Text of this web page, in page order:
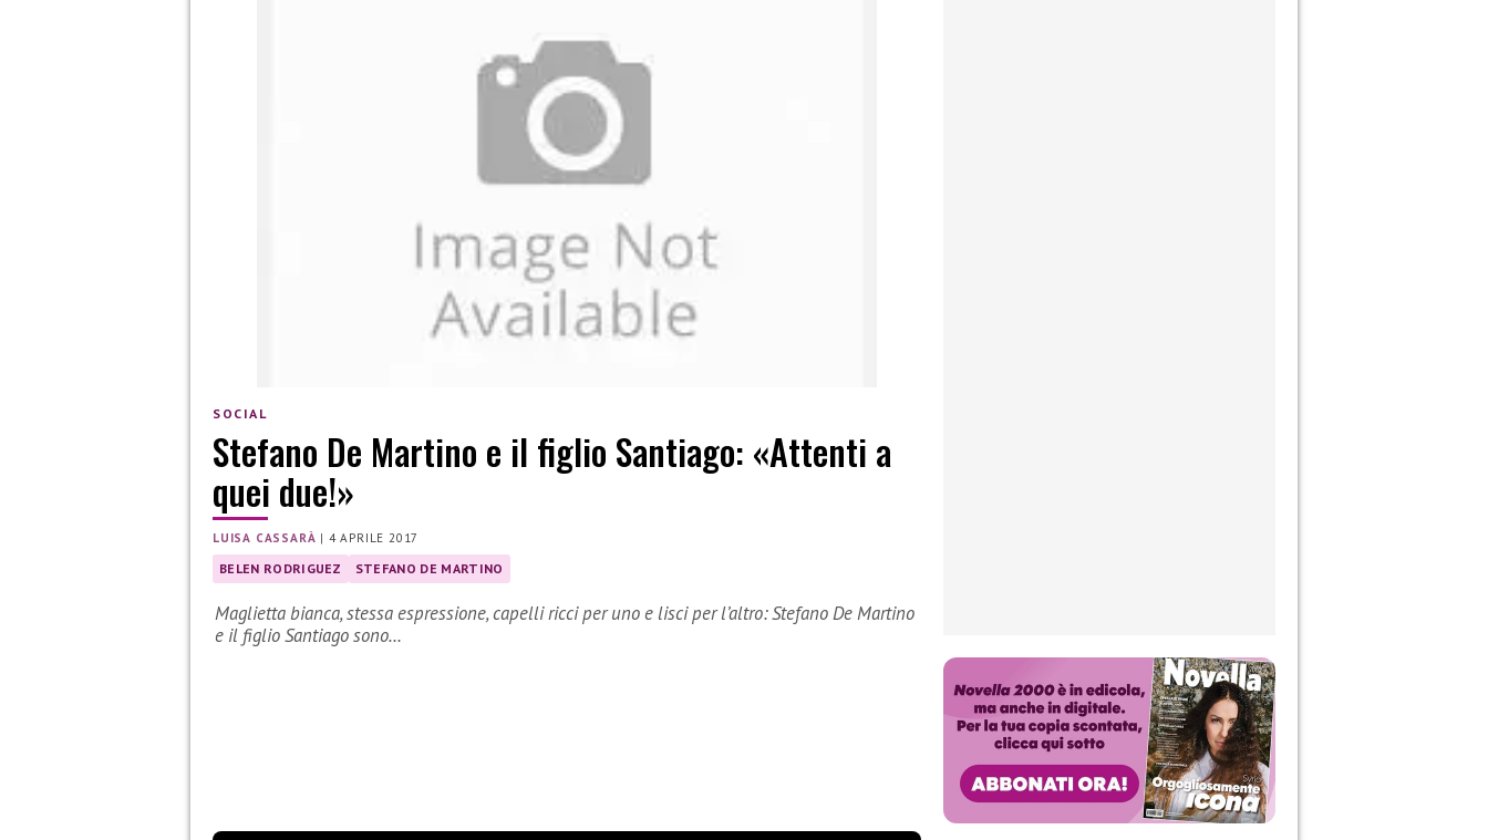
SOCIAL
Stefano De Martino e il figlio Santiago: «Attenti a
quei due!»
LUISA CASSARÀ | 4 APRILE 2017
BELEN RODRIGUEZ STEFANO DE MARTINO
Maglietta bianca, stessa espressione, capelli ricci per uno e lisci per l’altro: Stefano De Martino
e il figlio Santiago sono…